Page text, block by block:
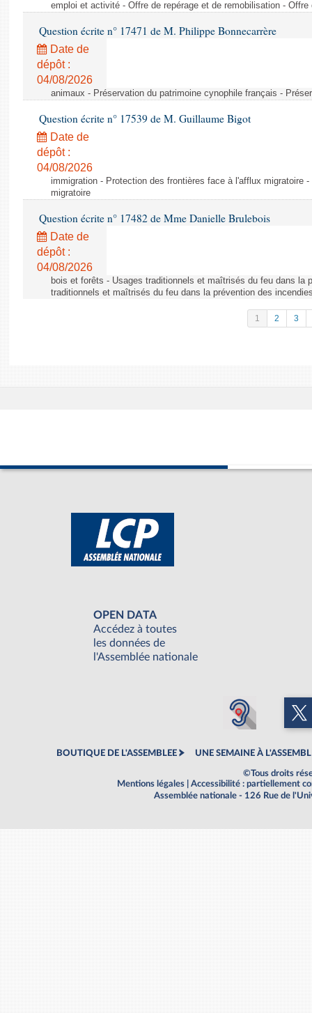
emploi et activité - Offre de repérage et de remobilisation -
Question écrite n° 17471 de M. Philippe Bonnecarrère
Date de
dépôt :
04/08/2026
animaux - Préservation du patrimoine cynophile français -
Question écrite n° 17539 de M. Guillaume Bigot
Date de
dépôt :
04/08/2026
immigration - Protection des frontières face à l'afflux migratoire
migratoire
Question écrite n° 17482 de Mme Danielle Brulebois
Date de
dépôt :
04/08/2026
bois et forêts - Usages traditionnels et maîtrisés du feu dans la
traditionnels et maîtrisés du feu dans la prévention des
1 2 3
OPEN DATA
Accédez à toutes
les données de
l'Assemblée nationale
BOUTIQUE DE L'ASSEMBLEE UNE SEMAINE À
©Tous droits
Mentions légales
Accessibilité : partiellement
Assemblée nationale - 126 Rue de